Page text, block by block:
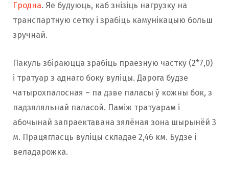
Гродна. Яе будуюць, каб знізіць нагрузку на
транспартную сетку і зрабіць камунікацыю больш
зручнай.
Пакуль збіраюцца зрабіць праезную частку (2*7,0)
і тратуар з аднаго боку вуліцы. Дарога будзе
чатырохпалосная – па дзве паласы ў кожны бок, з
падзяляльнай паласой. Паміж тратуарам і
абочынай запраектавана зялёная зона шырынёй 3
м. Працягласць вуліцы складае 2,46 км. Будзе і
веладарожка.